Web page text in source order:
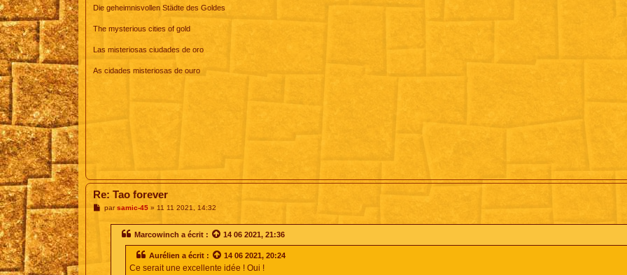
Die geheimnisvollen Städte des Goldes
The mysterious cities of gold
Las misteriosas ciudades de oro
As cidades misteriosas de ouro
Re: Tao forever
Mparsamic-45» 11 11 2021, 14:32
Marcowinch a écrit : 14 06 2021, 21:36
Aurélien a écrit : 14 06 2021, 20:24
Ce serait une excellente idée ! Oui !